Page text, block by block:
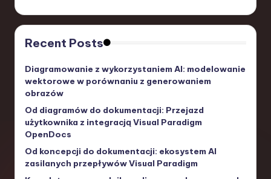
Recent Posts
Diagramowanie z wykorzystaniem AI: modelowanie
wektorowe w porównaniu z generowaniem
obrazów
Od diagramów do dokumentacji: Przejazd
użytkownika z integracją Visual Paradigm
OpenDocs
Od koncepcji do dokumentacji: ekosystem AI
zasilanych przepływów Visual Paradigm